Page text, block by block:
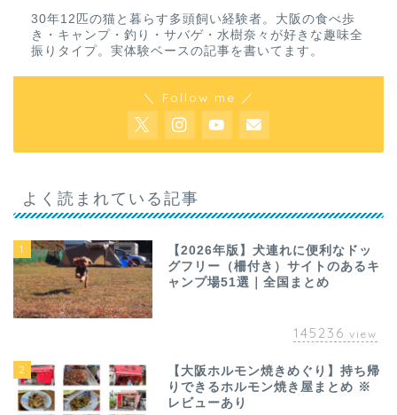
30年12匹の猫と暮らす多頭飼い経験者。大阪の食べ歩
き・キャンプ・釣り・サバゲ・水樹奈々が好きな趣味全
振りタイプ。実体験ベースの記事を書いてます。
＼ Follow me ／
よく読まれている記事
1
【2026年版】犬連れに便利なドッ
グフリー（柵付き）サイトのあるキ
ャンプ場51選｜全国まとめ
145236 view
2
【大阪ホルモン焼きめぐり】持ち帰
りできるホルモン焼き屋まとめ ※
レビューあり